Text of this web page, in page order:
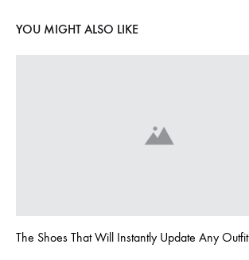
YOU MIGHT ALSO LIKE
The Shoes That Will Instantly Update Any Outfit